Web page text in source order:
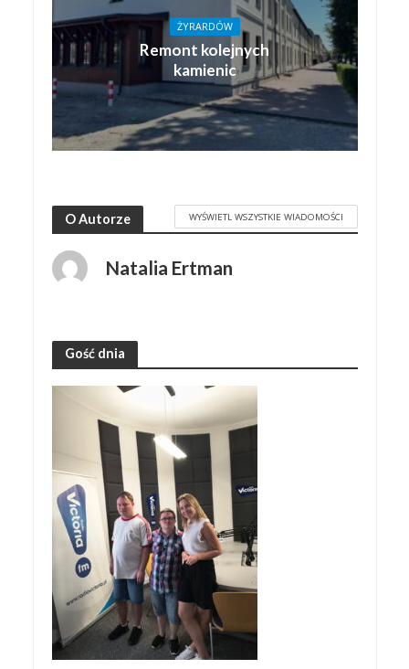
ŻYRARDÓW
Remont kolejnych
kamienic
O Autorze WYŚWIETL WSZYSTKIE WIADOMOŚCI
Natalia Ertman
Gość dnia